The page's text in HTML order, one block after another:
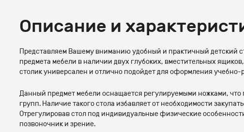
Описание и
Представляем Вашему вниманию удобный и практичный детский
предмета мебели в наличии двух глубоких, вместительных
столик универсален и отлично подойдет для оформления
Данный предмет мебели оснащается регулируемыми ножками, что
групп. Наличие такого стола избавляет от необходимости
Отрегулировав стол под индивидуальные физические
позвоночник и зрение.